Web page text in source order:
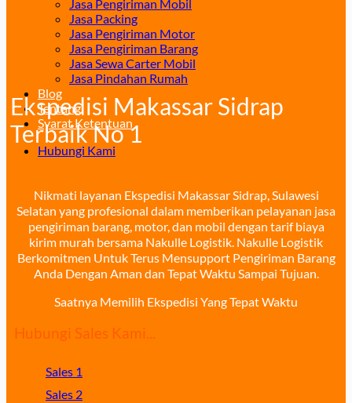
Jasa Pengiriman Mobil
Jasa Packing
Jasa Pengiriman Motor
Jasa Pengiriman Barang
Jasa Sewa Carter Mobil
Jasa Pindahan Rumah
Blog
Tentang
Syarat Ketentuan
Hubungi Kami
Ekspedisi Makassar Sidrap
Terbaik No 1
Nikmati layanan Ekspedisi Makassar Sidrap, Sulawesi
Selatan yang profesional dalam memberikan pelayanan jasa
pengiriman barang, motor, dan mobil dengan tarif biaya
kirim murah bersama Nakulle Logistik. Nakulle Logistik
Berkomitmen Untuk Terus Mensupport Pengiriman Barang
Anda Dengan Aman dan Tepat Waktu Sampai Tujuan.
Saatnya Memilih Ekspedisi Yang Tepat Waktu
Hubungi Sales Kami...
Sales 1
Sales 2